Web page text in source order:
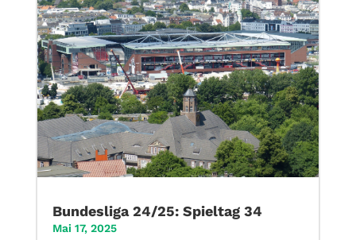
Bundesliga 24/25: Spieltag 34
Mai 17, 2025